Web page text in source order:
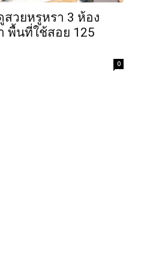
วยหรูหรา 3 ห้อง
พื้นที่ใช้สอย 125
0